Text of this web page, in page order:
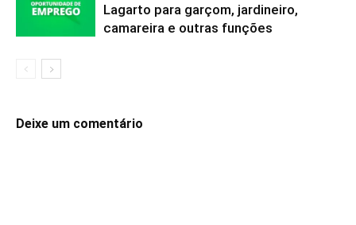
Lagarto para garçom, jardineiro,
camareira e outras funções
Deixe um comentário